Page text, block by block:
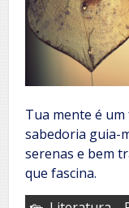
Tua mente é
sabedoria guia-
serenas e bem
que fascina.